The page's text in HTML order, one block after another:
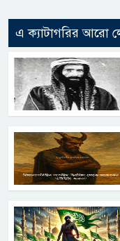
এ ক্যাটাগরির আরো